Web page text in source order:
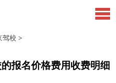
驾校 >
报名价格费用收费明细